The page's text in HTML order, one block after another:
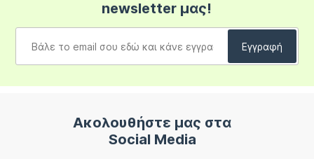
newsletter μας!
Ακολουθήστε μας στα
Social Media